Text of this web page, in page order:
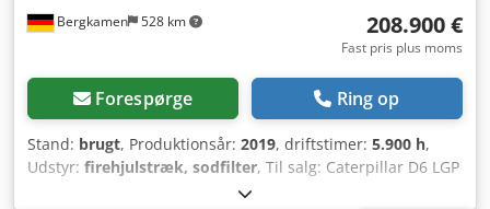
Bergkamen 528 km 208.900 €
Fast pris plus moms
Forespørge Ring op
Stand: brugt, Produktionsår: 2019, driftstimer: 5.900 h,
Udstyr: firehjulstræk, sodfilter, Til salg: Caterpillar D6 LGP
bæltegående maskine med 3D GPS? Jeg tilbyder en